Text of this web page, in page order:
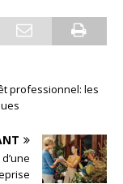
professionnel: les